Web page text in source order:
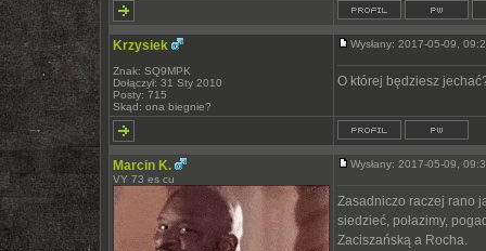
Krzysiek
Znak: SQ9MPK
Dołączył: 31 Sty 2010
Posty: 715
Skąd: ona biegnie?
Wysłany: 2017-05-09,
O której będziesz
Marcin K.
VY 73 es cu
Wysłany: 2017-05-09,
Zasadniczo raczej rano
siedzieć, połazimy,
Zaciszańską a Rocha.